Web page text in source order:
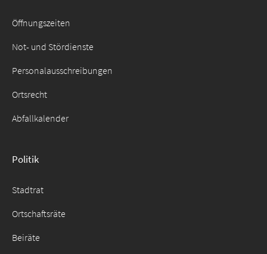
Öffnungszeiten
Not- und Stördienste
Personalausschreibungen
Ortsrecht
Abfallkalender
Politik
Stadtrat
Ortschaftsräte
Beiräte